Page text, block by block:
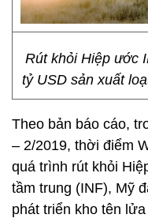
Rút khỏi Hiệp ước
tỷ USD sản xuất
Theo bản báo cáo,
– 2/2019, thời điểm
quá trình rút khỏi
tầm trung (INF), Mỹ
phát triển kho tên